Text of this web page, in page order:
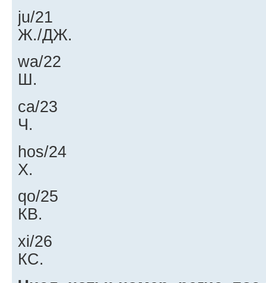
ju/21
Ж./ДЖ.
wa/22
Ш.
ca/23
Ч.
hos/24
Х.
qo/25
КВ.
xi/26
КС.